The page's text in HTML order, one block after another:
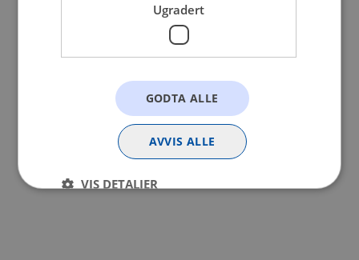
Ugradert
GODTA ALLE
AVVIS ALLE
VIS DETALJER